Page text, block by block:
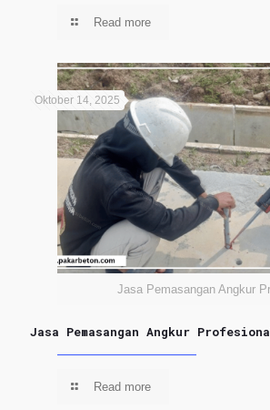
Read more
Jasa Pemasangan Angkur
Oktober 14, 2025
Jasa Pemasangan Angkur
Read more